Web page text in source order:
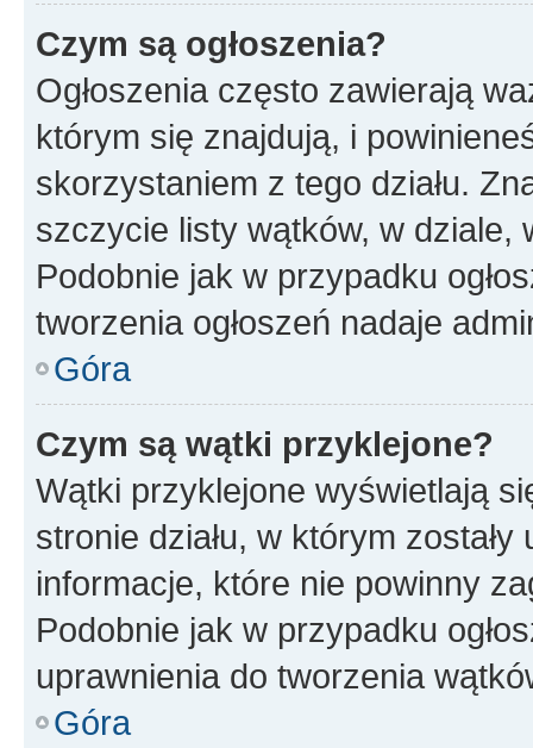
Czym są ogłoszenia?
Ogłoszenia często zawierają
którym się znajdują, i
skorzystaniem z tego działu.
szczycie listy wątków, w dziale,
Podobnie jak w przypadku
tworzenia ogłoszeń nadaje
Góra
Czym są wątki przyklejone?
Wątki przyklejone wyświetlają
stronie działu, w którym
informacje, które nie powinny
Podobnie jak w przypadku
uprawnienia do tworzenia
Góra